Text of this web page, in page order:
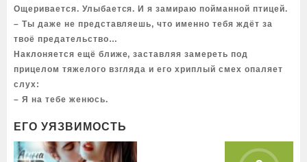
Ощеривается. Улыбается. И я замираю пойманной птицей.
– Ты даже не представляешь, что именно тебя ждёт за
твоё предательство…
Наклоняется ещё ближе, заставляя замереть под
прицелом тяжелого взгляда и его хриплый смех опаляет
слух:
– Я на тебе женюсь.
ЕГО УЯЗВИМОСТЬ